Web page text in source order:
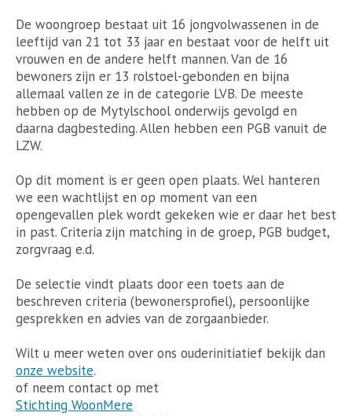
De woongroep bestaat uit 16 jongvolwassenen in de
leeftijd van 21 tot 33 jaar en bestaat voor de helft uit
vrouwen en de andere helft mannen. Van de 16
bewoners zijn er 13 rolstoel-gebonden en bijna
allemaal vallen ze in de categorie LVB. De meeste
hebben op de Mytylschool onderwijs gevolgd en
daarna dagbesteding. Allen hebben een PGB vanuit de
LZW.
Op dit moment is er geen open plaats. Wel hanteren
we een wachtlijst en op moment van een
opengevallen plek wordt gekeken wie er daar het best
in past. Criteria zijn matching in de groep, PGB budget,
zorgvraag e.d.
De selectie vindt plaats door een toets aan de
beschreven criteria (bewonersprofiel), persoonlijke
gesprekken en advies van de zorgaanbieder.
Wilt u meer weten over ons ouderinitiatief bekijk dan
onze website.
of neem contact op met
Stichting WoonMere